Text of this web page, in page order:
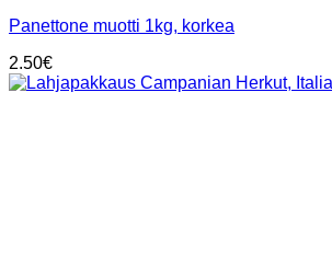
Panettone muotti 1kg, korkea
2.50€